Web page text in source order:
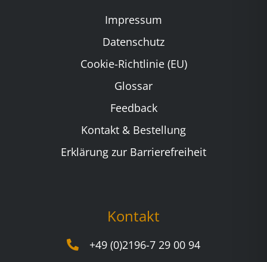
Impressum
Datenschutz
Cookie-Richtlinie (EU)
Glossar
Feedback
Kontakt & Bestellung
Erklärung zur Barrierefreiheit
Kontakt
+49 (0)2196-7 29 00 94